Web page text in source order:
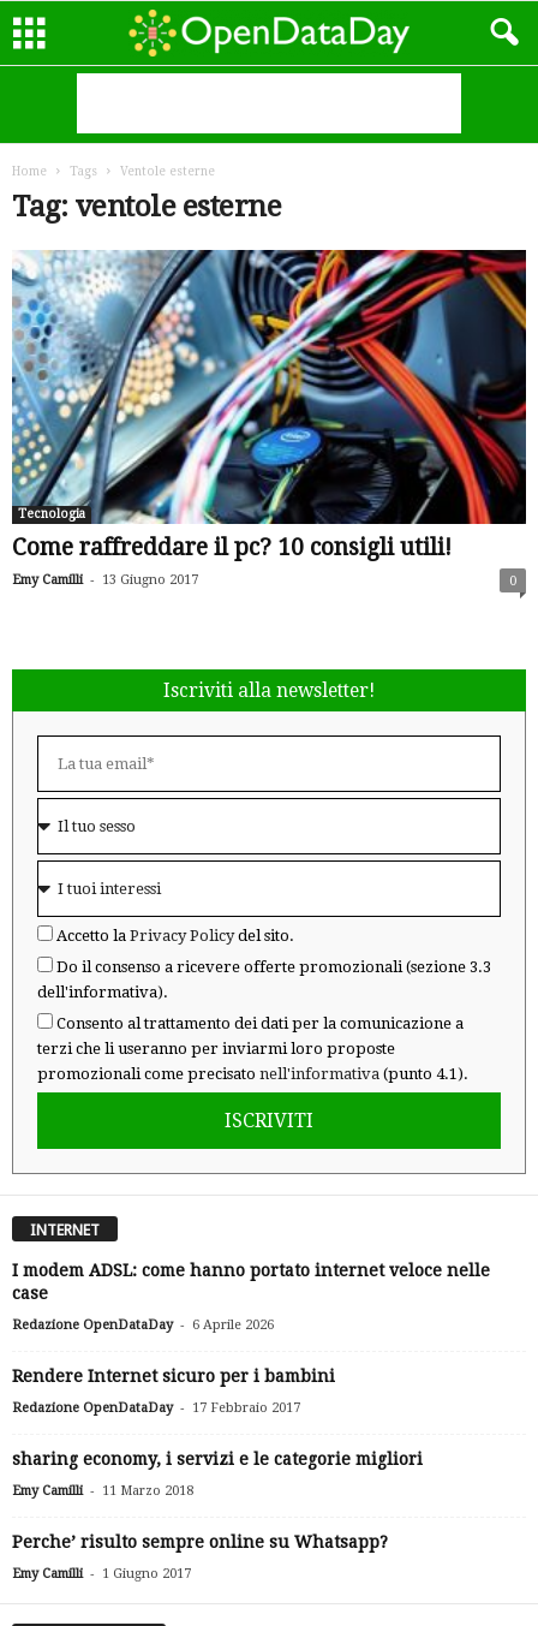
Home Tags Ventole esterne
Tag: ventole esterne
Tecnologia
Come raffreddare il pc? 10 consigli utili!
Emy Camilli - 13 Giugno 2017 0
Iscriviti alla newsletter!
Accetto la Privacy Policydel sito.
Do il consenso a ricevere offerte promozionali (sezione 3.3
dell'informativa).
Consento al trattamento dei dati per la comunicazione a
terzi che li useranno per inviarmi loro proposte
promozionali come precisato nell'informativa (punto 4.1).
ISCRIVITI
INTERNET
I modem ADSL: come hanno portato internet veloce nelle
case
Redazione OpenDataDay - 6 Aprile 2026
Rendere Internet sicuro per i bambini
Redazione OpenDataDay - 17 Febbraio 2017
sharing economy, i servizi e le categorie migliori
Emy Camilli - 11 Marzo 2018
Perche’ risulto sempre online su Whatsapp?
Emy Camilli - 1 Giugno 2017